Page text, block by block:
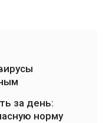
за день:
норму